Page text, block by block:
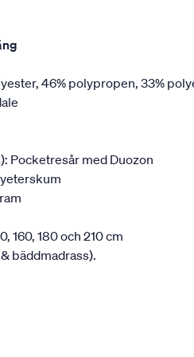
46% polypropen, 33%
Pocketresår med Duozon
160, 180 och 210 cm
bäddmadrass).